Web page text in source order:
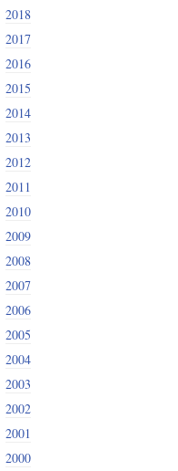
2018
2017
2016
2015
2014
2013
2012
2011
2010
2009
2008
2007
2006
2005
2004
2003
2002
2001
2000